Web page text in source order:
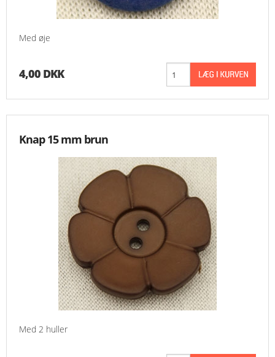
Med øje
4,00 DKK
Knap 15 mm brun
Med 2 huller